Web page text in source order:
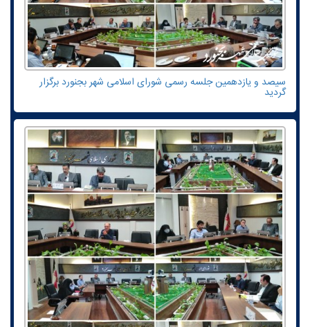
سیصد و یازدهمین جلسه رسمی شورای اسلامی شهر بجنورد برگزار
گردید